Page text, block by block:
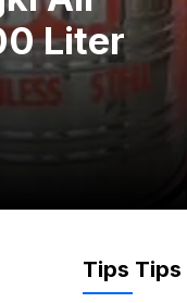
Liter
Tips Tips